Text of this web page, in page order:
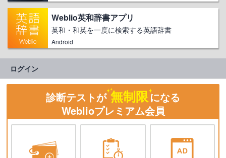
Weblio英和辞書アプリ
英和・和英を一度に検索する英語辞書
Android
ログイン
診断テストが 無制限になる
Weblioプレミアム会員